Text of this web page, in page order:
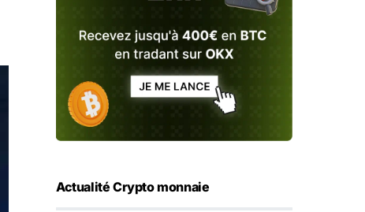
Actualité Crypto monnaie